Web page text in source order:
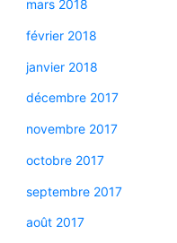
mars 2018
février 2018
janvier 2018
décembre 2017
novembre 2017
octobre 2017
septembre 2017
août 2017